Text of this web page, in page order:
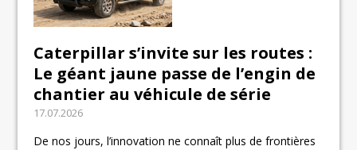
Caterpillar s’invite sur les routes :
Le géant jaune passe de l’engin de
chantier au véhicule de série
17.07.2026
De nos jours, l’innovation ne connaît plus de frontières